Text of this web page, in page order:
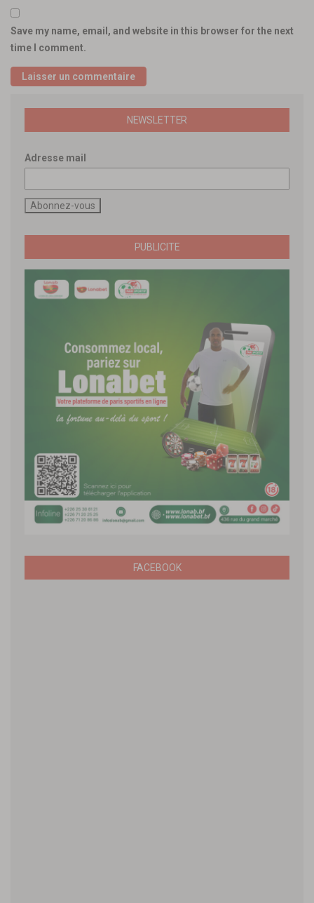
Save my name, email, and website in this browser for the next
time I comment.
NEWSLETTER
Adresse mail
PUBLICITE
FACEBOOK